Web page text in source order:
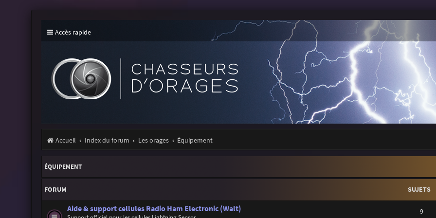
Accès rapide
Accueil Index du forum Les orages Équipement
ÉQUIPEMENT
FORUM SUJETS
Aide & support cellules Radio Ham Electronic (Walt) 9